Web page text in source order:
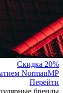
Скидка 20%
NormanMP
Перейти
бренды